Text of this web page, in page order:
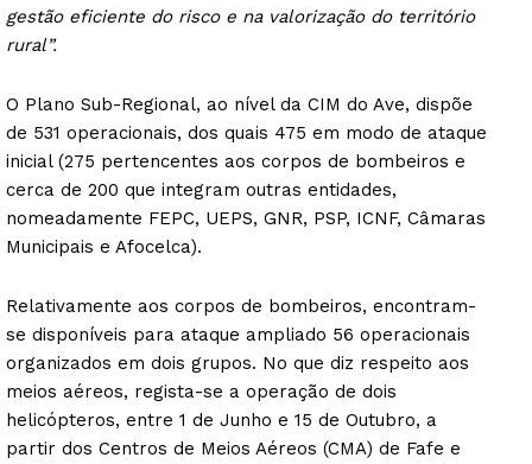
gestão eficiente do risco e na valorização do território
rural”.
O Plano Sub-Regional, ao nível da CIM do Ave, dispõe
de 531 operacionais, dos quais 475 em modo de ataque
inicial (275 pertencentes aos corpos de bombeiros e
cerca de 200 que integram outras entidades,
nomeadamente FEPC, UEPS, GNR, PSP, ICNF, Câmaras
Municipais e Afocelca).
Relativamente aos corpos de bombeiros, encontram-
se disponíveis para ataque ampliado 56 operacionais
organizados em dois grupos. No que diz respeito aos
meios aéreos, regista-se a operação de dois
helicópteros, entre 1 de Junho e 15 de Outubro, a
partir dos Centros de Meios Aéreos (CMA) de Fafe e